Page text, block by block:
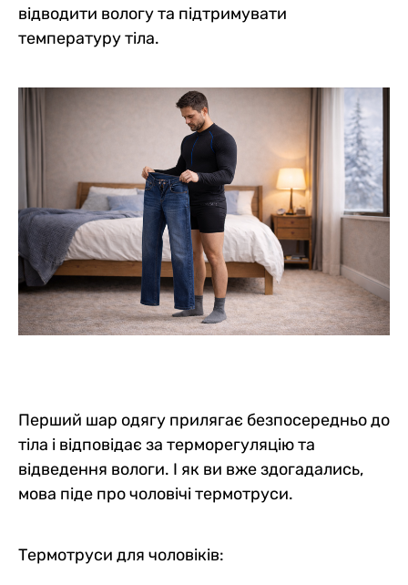
відводити вологу та підтримувати
температуру тіла.
Перший шар одягу прилягає безпосередньо до
тіла і відповідає за терморегуляцію та
відведення вологи. І як ви вже здогадались,
мова піде про чоловічі термотруси.
Термотруси для чоловіків: